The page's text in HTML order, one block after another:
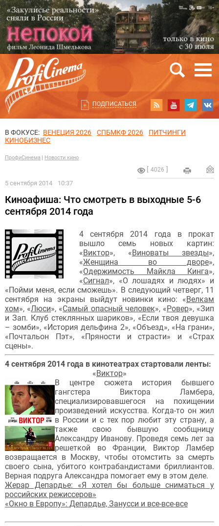
ПОДПИСАТЬСЯ
В ФОКУСЕ: ВЕНЕЦИЯ 2026 СПБМКФ 2026
ПИТЧИНГИ
КИНОБИЗНЕС
ПрофиСинема Новости кино
4026
5 сентября 2014 10:37
Киноафиша: Что смотреть в выходные 5-6
сентября 2014 года
4 сентября 2014 года в прокат
вышло семь новых картин:
«Виктор», «Виноваты звезды»,
«Женщина во дворе»,
«Одержимость Майкла Кинга»,
«Сигнал», «О лошадях и людях» и
«Пойми меня, если сможешь». В следующий четверг, 11
сентября на экраны выйдут новинки кино: «Велкам
хом», «Люси», «Самый опасный человек», «Ровер», «Зип
и Зап. Клуб стеклянных шариков», «Если твоя девушка
– зомби», «История дельфина 2», «Объезд», «На грани»,
«Почтальон Пэт», «Пряности и страсти» и «Страх
сцены».
4 сентября 2014 года в кинотеатрах стартовали ленты:
«Виктор»
В центре сюжета история бывшего
гангстера Виктора Ламбера,
специализировавшегося на похищении
произведений искусства. Когда-то он жил
в России и с тех пор любит эту страну, а
также свою бывшую сообщницу
Александру Иванову. Проведя семь лет за
решеткой во Франции, Виктор Ламбер
возвращается в Москву, чтобы отомстить за смерть
своего сына, убитого контрабандистами бриллиантов.
Верная подруга Александра помогает ему в этом деле.
Жерар Депардье: «Я хотел бы больше сниматься у
российских режиссеров»
«Окно в Европу»: Депардье, Занусси и все-все-все